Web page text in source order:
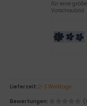
Für eine
Vorschaubild
Lieferzeit: 2-3 Werktage
Bewertungen: